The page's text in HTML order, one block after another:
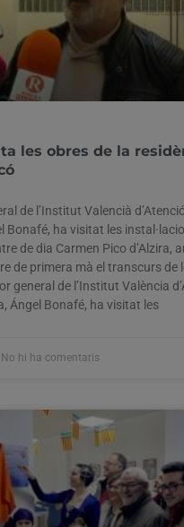
les obres de la
de l’Institut Valencià
Bonafé, ha visitat les
de dia Carmen Pico d’Alzira,
de primera mà el transcurs de
general de l’Institut València
Ángel Bonafé, ha visitat les
No hi ha comentaris